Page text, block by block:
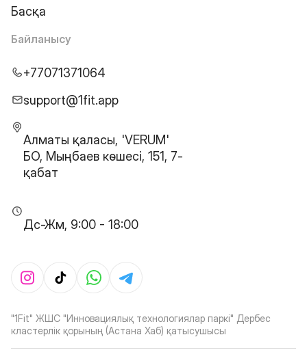
Басқа
Байланысу
+77071371064
support@1fit.app
Алматы қаласы, 'VERUM'
БО, Мыңбаев көшесі, 151, 7-
қабат
Дс-Жм, 9:00 - 18:00
"1Fit" ЖШС "Инновациялық технологиялар паркі" Дербес
кластерлік қорының (Астана Хаб) қатысушысы